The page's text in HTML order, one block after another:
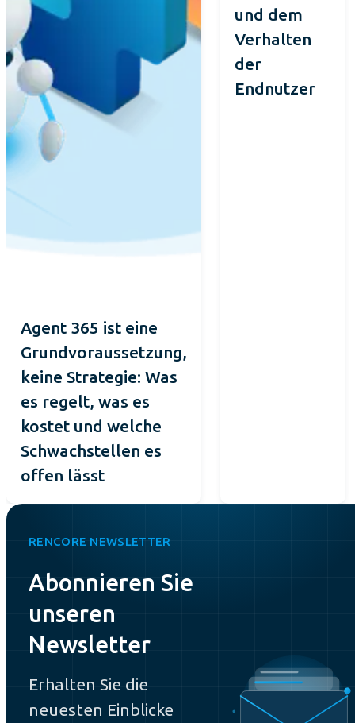
Agent 365 ist eine
Grundvoraussetzung,
keine Strategie: Was
es regelt, was es
kostet und welche
Schwachstellen es
offen lässt
und dem
Verhalten
der
Endnutzer
RENCORE NEWSLETTER
Abonnieren Sie
unseren
Newsletter
Erhalten Sie die
neuesten Einblicke